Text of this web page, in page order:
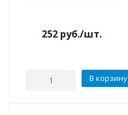
252 руб./шт.
В корзину